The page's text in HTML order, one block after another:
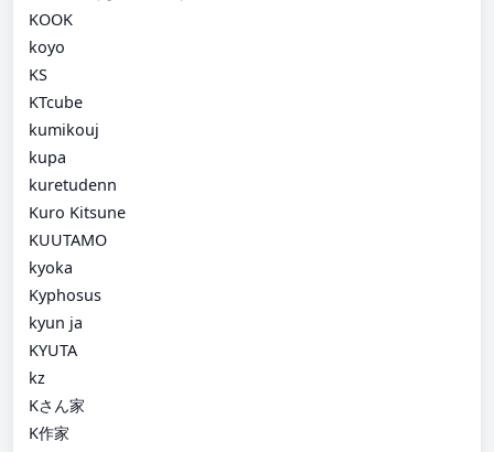
KOOK
koyo
KS
KTcube
kumikouj
kupa
kuretudenn
Kuro Kitsune
KUUTAMO
kyoka
Kyphosus
kyun ja
KYUTA
kz
Kさん家
K作家